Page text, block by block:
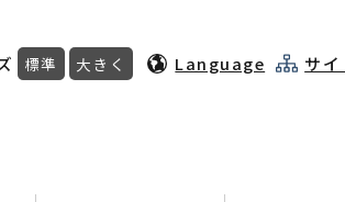
標準 大きく Language サ